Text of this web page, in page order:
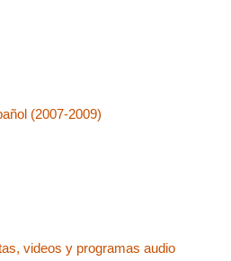
(2007-2009)
videos y programas audio